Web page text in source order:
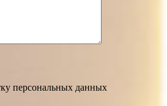
персональных данных